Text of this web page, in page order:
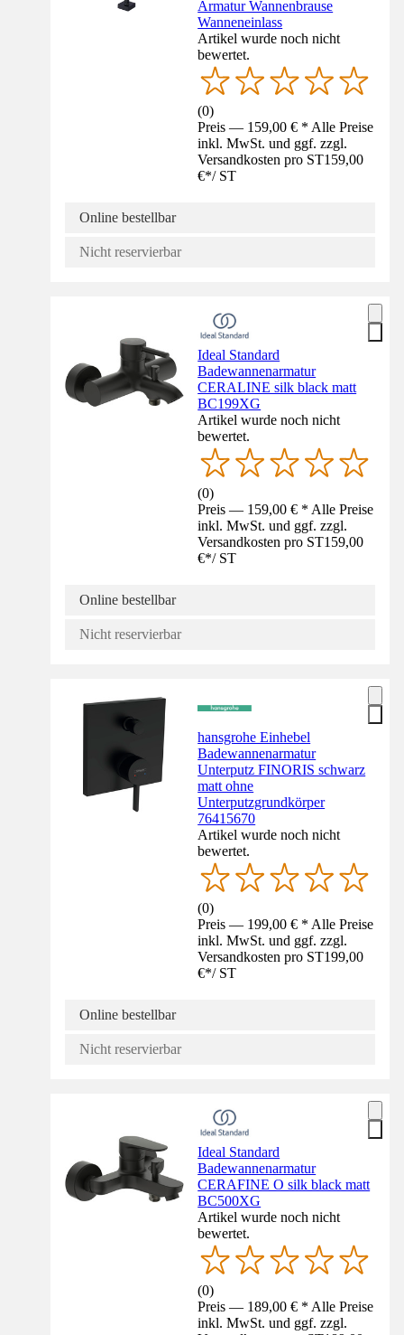
Armatur Wannenbrause
Wanneneinlass
Artikel wurde noch nicht
bewertet.
(0)
Preis — 159,00 € * Alle Preise
inkl. MwSt. und ggf. zzgl.
Versandkosten pro ST159,00
€*/ ST
Online bestellbar
Nicht reservierbar
Ideal Standard
Badewannenarmatur
CERALINE silk black matt
BC199XG
Artikel wurde noch nicht
bewertet.
(0)
Preis — 159,00 € * Alle Preise
inkl. MwSt. und ggf. zzgl.
Versandkosten pro ST159,00
€*/ ST
Online bestellbar
Nicht reservierbar
hansgrohe Einhebel
Badewannenarmatur
Unterputz FINORIS schwarz
matt ohne
Unterputzgrundkörper
76415670
Artikel wurde noch nicht
bewertet.
(0)
Preis — 199,00 € * Alle Preise
inkl. MwSt. und ggf. zzgl.
Versandkosten pro ST199,00
€*/ ST
Online bestellbar
Nicht reservierbar
Ideal Standard
Badewannenarmatur
CERAFINE O silk black matt
BC500XG
Artikel wurde noch nicht
bewertet.
(0)
Preis — 189,00 € * Alle Preise
inkl. MwSt. und ggf. zzgl.